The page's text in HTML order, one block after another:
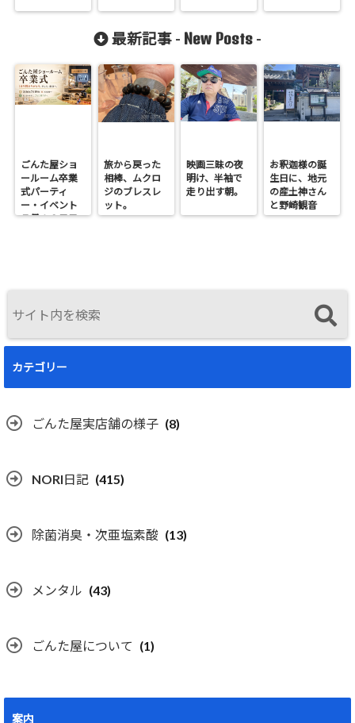
最新記事 - New Posts -
ごんた屋ショ
ールーム卒業
式パーティ
ー・イベント
７月１９日日
旅から戻った
相棒、ムクロ
ジのブレスレ
ット。
映画三昧の夜
明け、半袖で
走り出す朝。
お釈迦様の誕
生日に、地元
の産土神さん
と野崎観音
へ。
カテゴリー
ごんた屋実店舗の様子 (8)
NORI日記 (415)
除菌消臭・次亜塩素酸 (13)
メンタル (43)
ごんた屋について (1)
案内